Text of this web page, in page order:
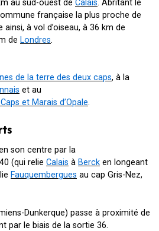
au sud-ouest de Calais. Abritant le
française la plus proche de
ainsi, à vol d’oiseau, à 36 km de
de Londres.
de la terre des deux caps, à la
et au
et Marais d’Opale.
son centre par la
(qui relie Calais à Berck en longeant
Fauquembergues au cap Gris-Nez,
Dunkerque) passe à proximité de
par le biais de la sortie 36.